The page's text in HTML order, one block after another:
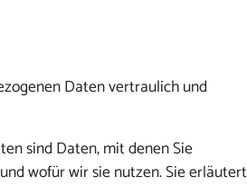
Daten vertraulich und
sind Daten, mit denen Sie
wofür wir sie nutzen. Sie erläutert